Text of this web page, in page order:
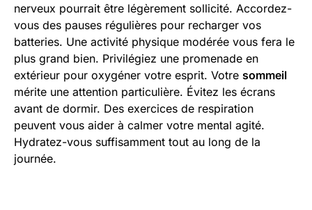
nerveux pourrait être légèrement sollicité. Accordez-
vous des pauses régulières pour recharger vos
batteries. Une activité physique modérée vous fera le
plus grand bien. Privilégiez une promenade en
extérieur pour oxygéner votre esprit. Votre sommeil
mérite une attention particulière. Évitez les écrans
avant de dormir. Des exercices de respiration
peuvent vous aider à calmer votre mental agité.
Hydratez-vous suffisamment tout au long de la
journée.